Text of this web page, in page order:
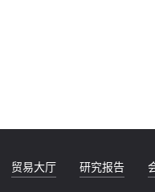
贸易大厅 研究报告